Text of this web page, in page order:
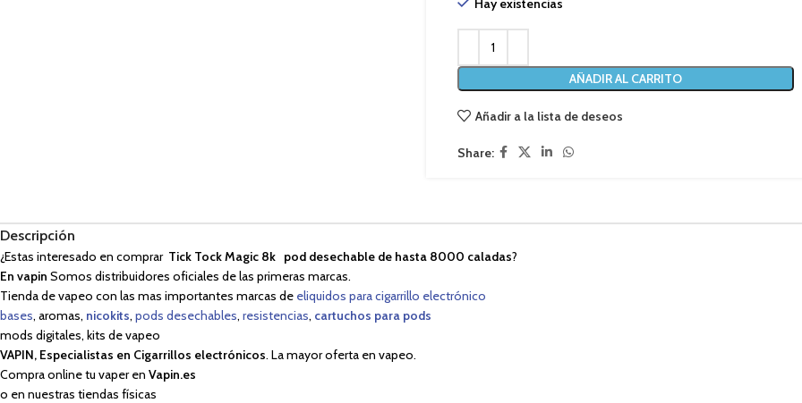
Hay existencias
AÑADIR AL CARRITO
Añadir a la lista de deseos
Share:
Descripción
¿Estas interesado en comprar Tick Tock Magic 8k pod desechable de hasta 8000 caladas?
En vapin Somos distribuidores oficiales de las primeras marcas.
Tienda de vapeo con las mas importantes marcas de eliquidos para cigarrillo electrónico
bases, aromas, nicokits, pods desechables, resistencias, cartuchos para pods
mods digitales, kits de vapeo
VAPIN, Especialistas en Cigarrillos electrónicos. La mayor oferta en vapeo.
Compra online tu vaper en Vapin.es
o en nuestras tiendas físicas